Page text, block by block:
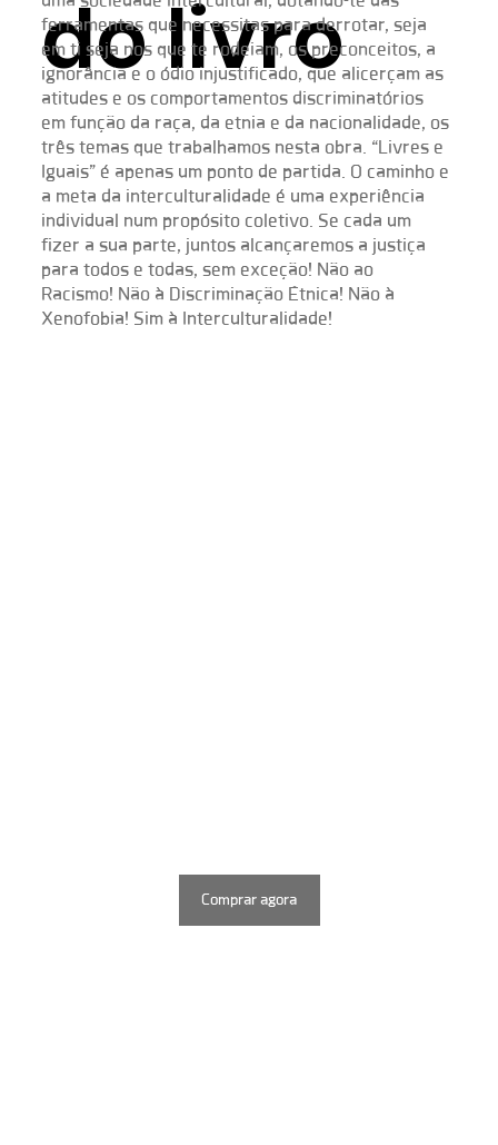
Comprar agora
do livro
ferramentas que necessitas para derrotar, seja
em ti seja nos que te rodeiam, os preconceitos, a
ignorância e o ódio injustificado, que alicerçam as
atitudes e os comportamentos discriminatórios
em função da raça, da etnia e da nacionalidade, os
três temas que trabalhamos nesta obra. “Livres e
Iguais” é apenas um ponto de partida. O caminho e
a meta da interculturalidade é uma experiência
individual num propósito coletivo. Se cada um
fizer a sua parte, juntos alcançaremos a justiça
para todos e todas, sem exceção! Não ao
Racismo! Não à Discriminação Étnica! Não à
Xenofobia! Sim à Interculturalidade!